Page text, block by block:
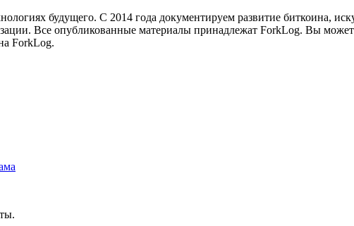
будущего. С 2014 года документируем развитие биткоина,
Все опубликованные материалы принадлежат ForkLog. Вы
ForkLog.